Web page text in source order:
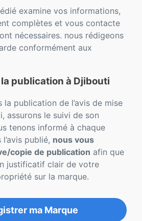
examine vos informations,
complètes et vous contacte
nécessaires. nous rédigeons
conformément aux
publication à Djibouti
la publication de l’avis de mise
assurons le suivi de son
tenons informé à chaque
publié, nous vous
copie de publication afin que
justificatif clair de votre
sur la marque.
ma Marque